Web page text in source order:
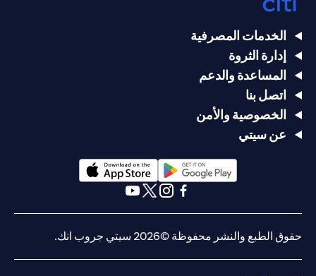
الخدمات المصرفية
إدارة الثروة
المساعدة والدعم
اتصل بنا
الخصوصية والأمن
عن سيتي
(opens in a new tab)
حقوق الطبع والنشر محفوظة ©2026 سيتي جروب انك.